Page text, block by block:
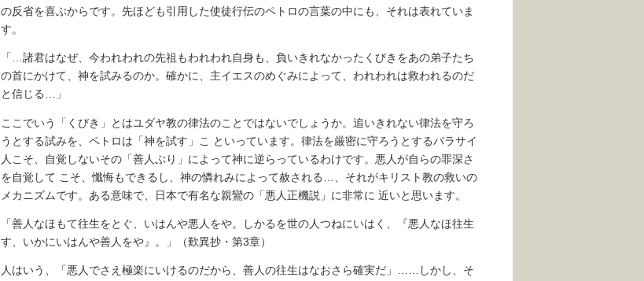
の反省を喜ぶからです。先ほども引用した使徒行伝のペトロの言葉の中にも、それは表れていま
す。
「…諸君はなぜ、今われわれの先祖もわれわれ自身も、負いきれなかったくびきをあの弟子たち
の首にかけて、神を試みるのか。確かに、主イエスのめぐみによって、われわれは救われるのだ
と信じる…」
ここでいう「くびき」とはユダヤ教の律法のことではないでしょうか。追いきれない律法を守ろ
うとする試みを、ペトロは「神を試す」こ といっています。律法を厳密に守ろうとするパラサイ
人こそ、自覚しないその「善人ぶり」によって神に逆らっているわけです。悪人が自らの罪深さ
を自覚して こそ、懺悔もできるし、神の憐れみによって赦される…、それがキリスト教の救いの
メカニズムです。ある意味で、日本で有名な親鸞の「悪人正機説」に非常に 近いと思います。
「善人なほもて往生をとぐ、いはんや悪人をや。しかるを世の人つねにいはく、『悪人なほ往生
す、いかにいはんや善人をや』。」（歎異抄・第3章）
人はいう、「悪人でさえ極楽にいけるのだから、善人の往生はなおさら確実だ」……しかし、そ